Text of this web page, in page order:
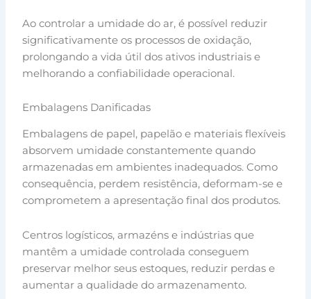
Ao controlar a umidade do ar, é possível reduzir
significativamente os processos de oxidação,
prolongando a vida útil dos ativos industriais e
melhorando a confiabilidade operacional.
Embalagens Danificadas
Embalagens de papel, papelão e materiais flexíveis
absorvem umidade constantemente quando
armazenadas em ambientes inadequados. Como
consequência, perdem resistência, deformam-se e
comprometem a apresentação final dos produtos.
Centros logísticos, armazéns e indústrias que
mantêm a umidade controlada conseguem
preservar melhor seus estoques, reduzir perdas e
aumentar a qualidade do armazenamento.